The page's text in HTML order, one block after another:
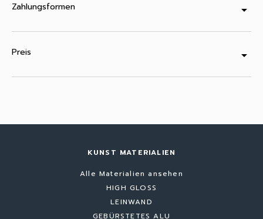
Zahlungsformen arrow_drop_down
Preis arrow_drop_down
KUNST MATERIALIEN
Alle Materialien ansehen
HIGH GLOSS
LEINWAND
GEBÜRSTETES ALU